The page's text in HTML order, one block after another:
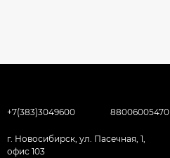
+7(383)3049600 88006005470
г. Новосибирск, ул. Пасечная, 1,
офис 103